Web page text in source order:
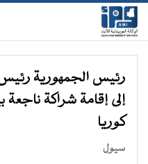
رئيس الجمهورية رئيس
إلى إقامة شراكة ناجعة
كوريا
سيول